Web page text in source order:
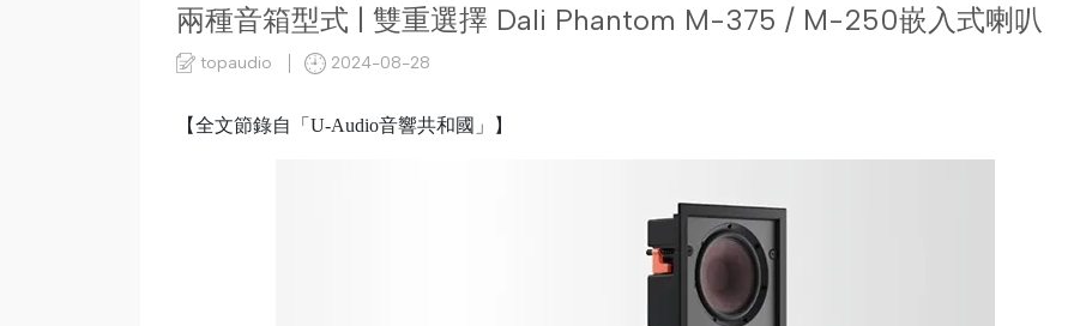
兩種音箱型式 | 雙重選擇 Dali Phantom M-375 / M-250嵌入式喇叭
topaudio 2024-08-28
【全文節錄自「U-Audio音響共和國」】